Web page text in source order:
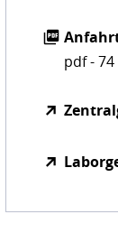
pdf - 74